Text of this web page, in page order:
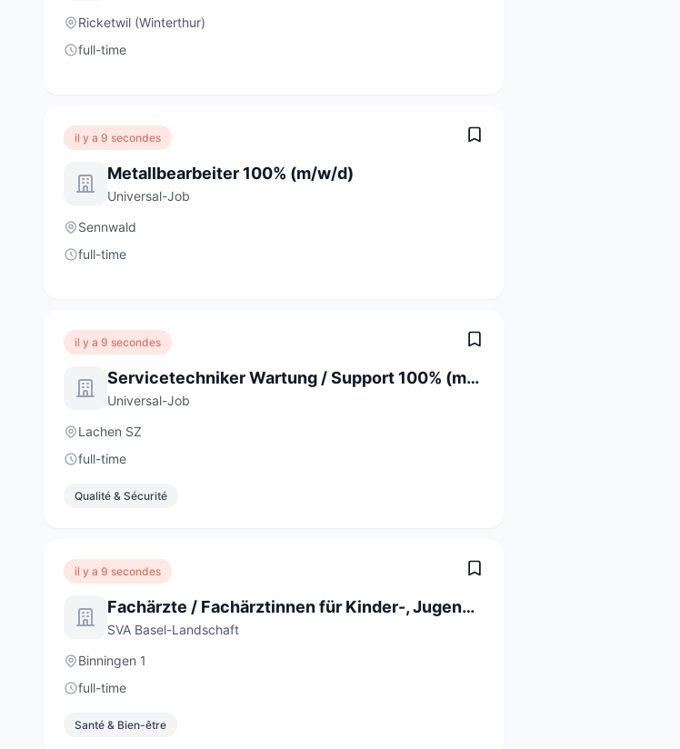
Ricketwil (Winterthur)
full-time
il y a 9 secondes
Metallbearbeiter 100% (m/w/d)
Universal-Job
Sennwald
full-time
il y a 9 secondes
Servicetechniker Wartung / Support 100% (m/w/d)
Universal-Job
Lachen SZ
full-time
Qualité & Sécurité
il y a 9 secondes
Fachärzte / Fachärztinnen für Kinder-, Jugendpsychiatrie (80 - 100 %)
SVA Basel-Landschaft
Binningen 1
full-time
Santé & Bien-être